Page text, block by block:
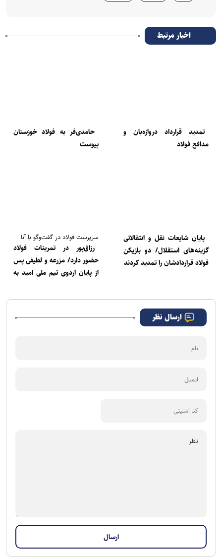
اخبار مرتبط
تمدید قرارداد دروازه‌بان و
مدافع فولاد
حامدی‌فر به فولاد خوزستان
پیوست
پایان شایعات نقل و انتقالاتی
گزینه‌های استقلال/ دو بازیکن
فولاد قراردادشان را تمدید کردند
سرپرست فولاد در گفت‎‌وگو با آنا
رزاق‌پور در تمرینات فولاد
حضور دارد/ مزرعه و لطیفی پس
از پایان اردوی تیم ملی امید به
ارسال نظر